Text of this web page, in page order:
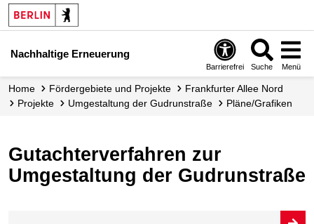
Nachhaltige Erneuerung
Barrierefrei Suche Menü
Home Fördergebiete und Projekte
Frankfurter Allee Nord
Projekte
Umgestaltung der Gudrunstraße Pläne/Grafiken
Gutachterverfahren zur
Umgestaltung der Gudrunstraße